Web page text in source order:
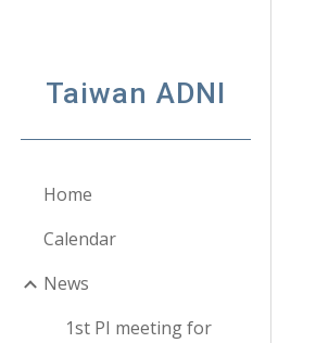
Taiwan ADNI
Home
Calendar
News
1st PI meeting for